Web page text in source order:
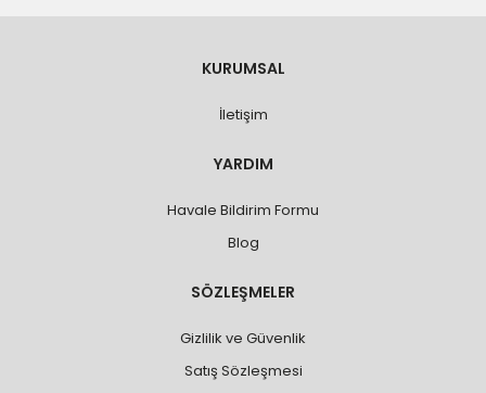
KURUMSAL
İletişim
YARDIM
Havale Bildirim Formu
Blog
SÖZLEŞMELER
Gizlilik ve Güvenlik
Satış Sözleşmesi